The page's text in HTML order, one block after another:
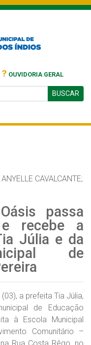
? OUVIDORIA GERAL
BUSCAR
CAVALCANTE;
passa
recebe a
Júlia e da
de
a prefeita Tia Júlia,
de Educação
à Escola Municipal
Comunitário –